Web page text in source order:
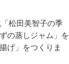
松田美智子の季
の蒸しジャム」を
げ」をつくりま